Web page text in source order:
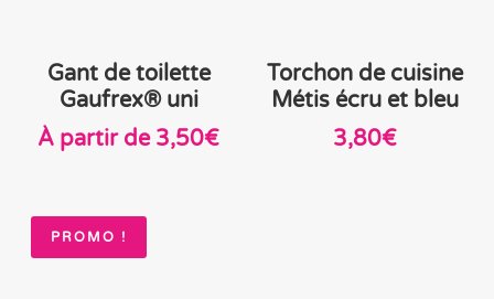
Gant de toilette
Gaufrex® uni
À partir de 3,50€
Torchon de cuisine
Métis écru et bleu
3,80€
PROMO !